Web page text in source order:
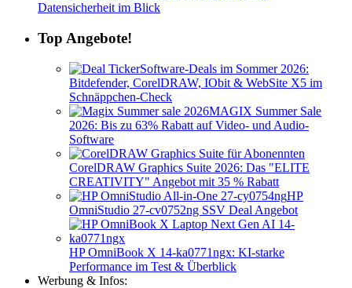
Datensicherheit im Blick
Top Angebote!
Software-Deals im Sommer 2026:
Bitdefender, CorelDRAW, IObit & WebSite X5 im
Schnäppchen-Check
MAGIX Summer Sale
2026: Bis zu 63% Rabatt auf Video- und Audio-
Software
CorelDRAW Graphics Suite 2026: Das "ELITE
CREATIVITY" Angebot mit 35 % Rabatt
HP
OmniStudio 27-cv0752ng SSV Deal Angebot
HP OmniBook X 14-ka0771ngx: KI-starke
Performance im Test & Überblick
Werbung & Infos: